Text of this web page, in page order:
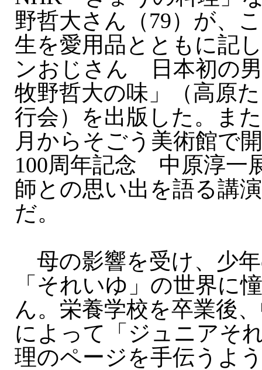
野哲大さん（79）が、
生を愛用品とともに記
ンおじさん 日本初の
牧野哲大の味」（高原
行会）を出版した。ま
月からそごう美術館で
100周年記念 中原淳一
師との思い出を語る講
だ。
母の影響を受け、少
「それいゆ」の世界に
ん。栄養学校を卒業後
によって「ジュニアそ
理のページを手伝うよ